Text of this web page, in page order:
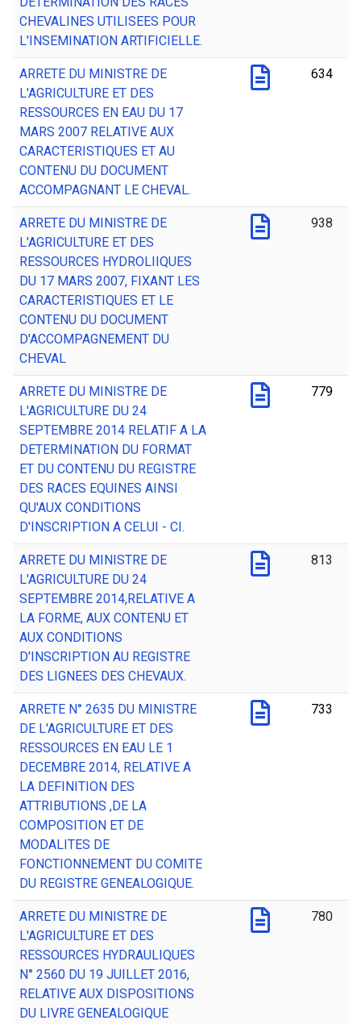
CHEVALINES UTILISEES POUR
L'INSEMINATION ARTIFICIELLE.
ARRETE DU MINISTRE DE
L'AGRICULTURE ET DES
RESSOURCES EN EAU DU 17
MARS 2007 RELATIVE AUX
CARACTERISTIQUES ET AU
CONTENU DU DOCUMENT
ACCOMPAGNANT LE CHEVAL.
634
ARRETE DU MINISTRE DE
L'AGRICULTURE ET DES
RESSOURCES HYDROLIIQUES
DU 17 MARS 2007, FIXANT LES
CARACTERISTIQUES ET LE
CONTENU DU DOCUMENT
D'ACCOMPAGNEMENT DU
CHEVAL
938
ARRETE DU MINISTRE DE
L'AGRICULTURE DU 24
SEPTEMBRE 2014 RELATIF A LA
DETERMINATION DU FORMAT
ET DU CONTENU DU REGISTRE
DES RACES EQUINES AINSI
QU'AUX CONDITIONS
D'INSCRIPTION A CELUI - CI.
779
ARRETE DU MINISTRE DE
L'AGRICULTURE DU 24
SEPTEMBRE 2014,RELATIVE A
LA FORME, AUX CONTENU ET
AUX CONDITIONS
D'INSCRIPTION AU REGISTRE
DES LIGNEES DES CHEVAUX.
813
ARRETE N° 2635 DU MINISTRE
DE L'AGRICULTURE ET DES
RESSOURCES EN EAU LE 1
DECEMBRE 2014, RELATIVE A
LA DEFINITION DES
ATTRIBUTIONS ,DE LA
COMPOSITION ET DE
MODALITES DE
FONCTIONNEMENT DU COMITE
DU REGISTRE GENEALOGIQUE.
733
ARRETE DU MINISTRE DE
L'AGRICULTURE ET DES
RESSOURCES HYDRAULIQUES
N° 2560 DU 19 JUILLET 2016,
RELATIVE AUX DISPOSITIONS
DU LIVRE GENEALOGIQUE
780